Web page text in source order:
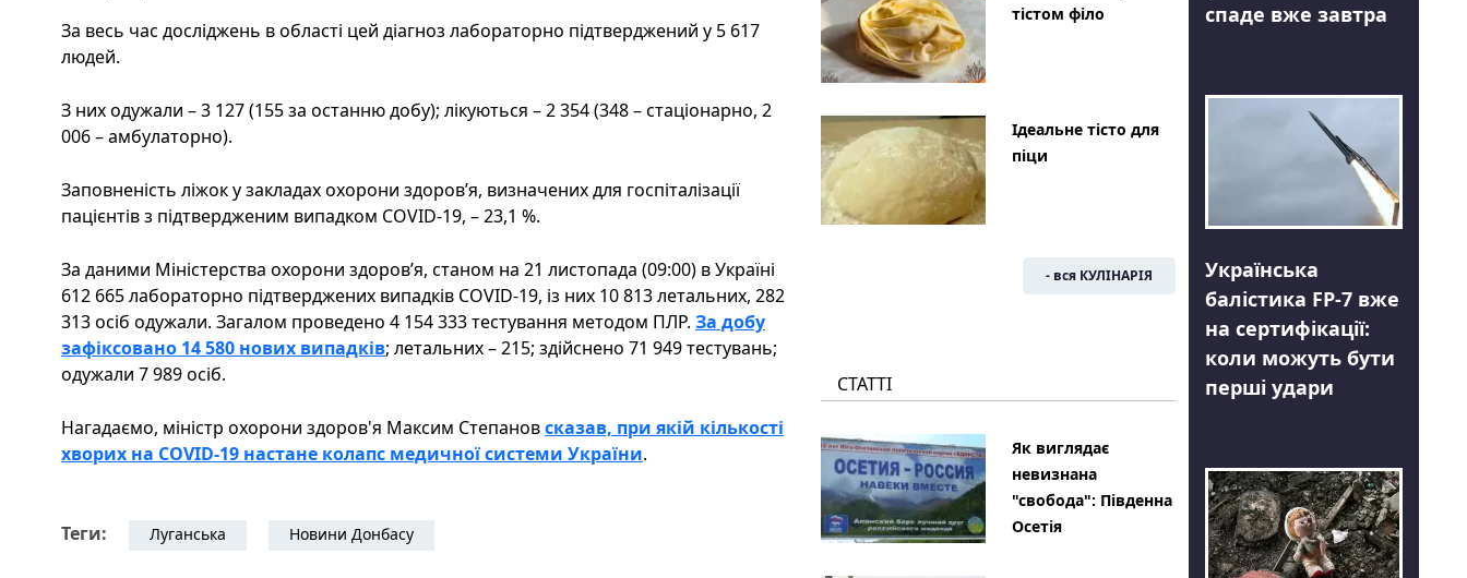
За весь час досліджень в області цей діагноз лабораторно підтверджений у 5 617
людей.
З них одужали – 3 127 (155 за останню добу); лікуються – 2 354 (348 – стаціонарно, 2
006 – амбулаторно).
Заповненість ліжок у закладах охорони здоров’я, визначених для госпіталізації
пацієнтів з підтвердженим випадком COVID-19, – 23,1 %.
За даними Міністерства охорони здоров’я, станом на 21 листопада (09:00) в Україні
612 665 лабораторно підтверджених випадків COVID-19, із них 10 813 летальних, 282
313 осіб одужали. Загалом проведено 4 154 333 тестування методом ПЛР. За добу
зафіксовано 14 580 нових випадків; летальних – 215; здійснено 71 949 тестувань;
одужали 7 989 осіб.
Нагадаємо, міністр охорони здоров'я Максим Степановсказав, при якій кількості
хворих на COVID-19 настане колапс медичної системи України.
Теги: Луганська Новини Донбасу
тістом філо
Ідеальне тісто для
піци
- вся КУЛІНАРІЯ
СТАТТІ
Як виглядає
невизнана
"свобода": Південна
Осетія
спаде вже завтра
Українська
балістика FP-7 вже
на сертифікації:
коли можуть бути
перші удари